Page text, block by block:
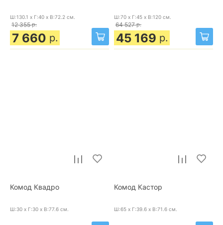
Ш:130.1 x Г:40 x В:72.2 см.
12 355 р.
7 660 р.
Ш:70 x Г:45 x В:120 см.
64 527 р.
45 169 р.
Комод Квадро
Ш:30 x Г:30 x В:77.6 см.
Комод Кастор
Ш:65 x Г:39.6 x В:71.6 см.